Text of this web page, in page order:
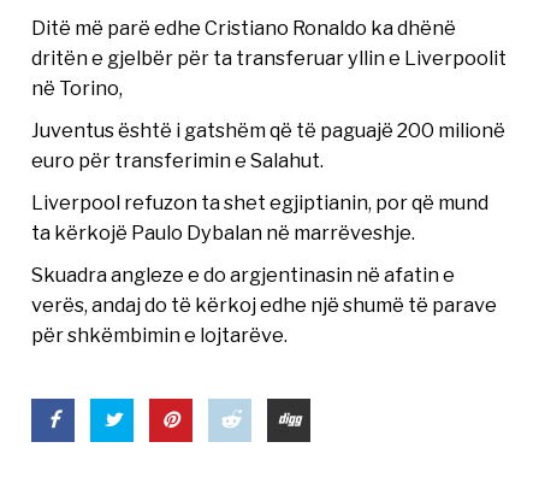
Ditë më parë edhe Cristiano Ronaldo ka dhënë
dritën e gjelbër për ta transferuar yllin e Liverpoolit
në Torino,
Juventus është i gatshëm që të paguajë 200 milionë
euro për transferimin e Salahut.
Liverpool refuzon ta shet egjiptianin, por që mund
ta kërkojë Paulo Dybalan në marrëveshje.
Skuadra angleze e do argjentinasin në afatin e
verës, andaj do të kërkoj edhe një shumë të parave
për shkëmbimin e lojtarëve.